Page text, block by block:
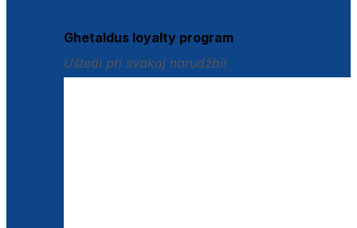
Ghetaldus loyalty program
Uštedi pri svakoj narudžbi!